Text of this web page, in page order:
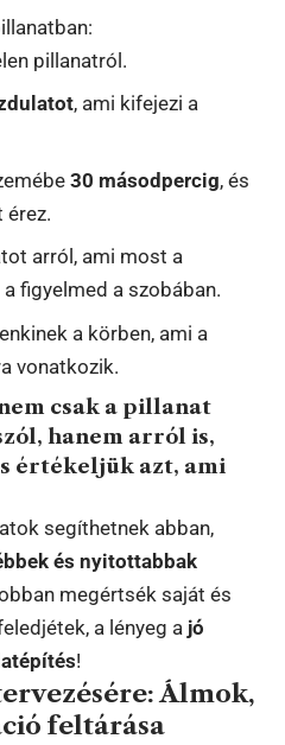
pillanatról.
, ami kifejezi a
30 másodpercig, és
érez.
arról, ami most a
figyelmed a szobában.
a körben, ami a
vonatkozik.
csak a pillanat
hanem arról is,
értékeljükazt, ami
segíthetnek abban,
és nyitottabbak
megértsék saját és
a lényeg a jó
!
Álmok,
feltárása